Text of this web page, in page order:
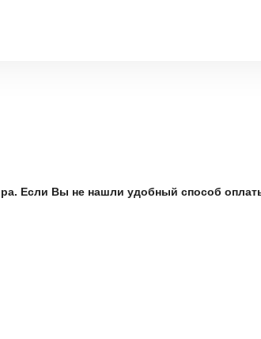
Если Вы не нашли удобный способ